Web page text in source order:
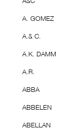
A&C
A. GOMEZ
A.& C.
A.K. DAMM
A.R.
ABBA
ABBELEN
ABELLAN